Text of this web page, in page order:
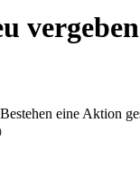
eine Aktion